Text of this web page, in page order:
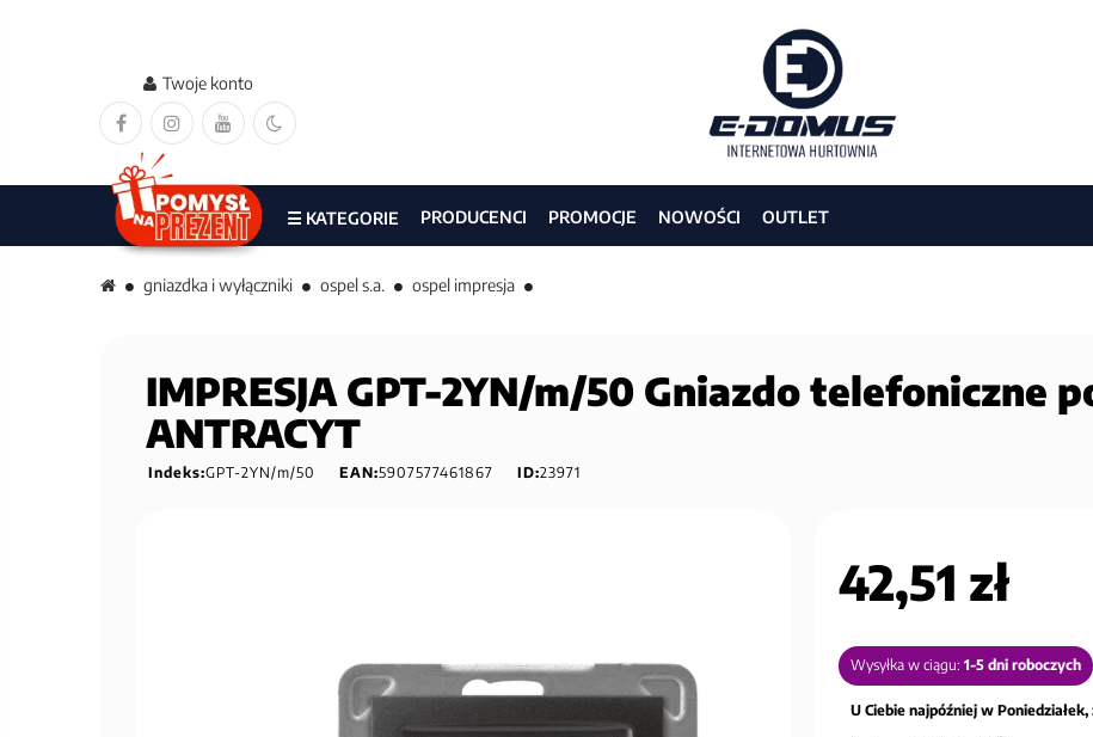
Twoje konto
☰ KATEGORIE PRODUCENCI PROMOCJE NOWOŚCI OUTLET
gniazdka i wyłączniki ospel s.a. ospel impresja
IMPRESJA GPT-2YN/m/50 Gniazdo telefoniczne
ANTRACYT
Indeks:GPT-2YN/m/50 EAN:5907577461867 ID:23971
42,51 zł
Wysyłka w ciągu: 1-5 dni roboczych
U Ciebie najpóźniej w Poniedziałek,